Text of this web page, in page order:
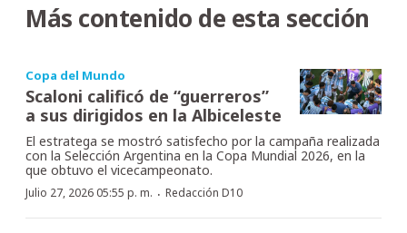
Más contenido de esta sección
Copa del Mundo
Scaloni calificó de “guerreros”
a sus dirigidos en la Albiceleste
El estratega se mostró satisfecho por la campaña realizada
con la Selección Argentina en la Copa Mundial 2026, en la
que obtuvo el vicecampeonato.
Julio 27, 2026 05:55 p. m. · Redacción D10